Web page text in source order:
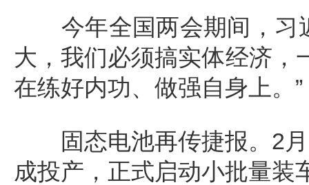
今年全国两会期间，习近
大，我们必须搞实体经济，
在练好内功、做强自身上。”
固态电池再传捷报。2月
成投产，正式启动小批量装